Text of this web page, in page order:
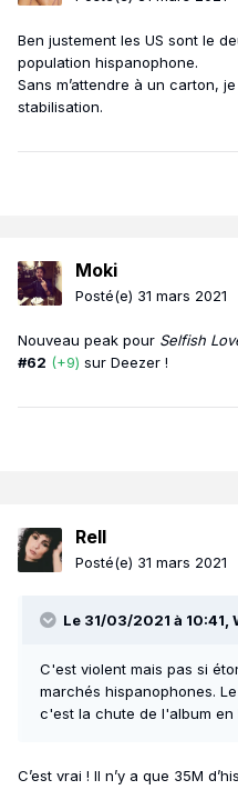
Ben justement les US sont le
population hispanophone.
Sans m’attendre à un carton,
stabilisation.
Moki
Posté(e) 31 mars 2021
Nouveau peak pour Selfish
#62 (+9) sur Deezer !
Rell
Posté(e) 31 mars 2021
Le 31/03/2021 à 10:41,
C'est violent mais pas si
marchés hispanophones.
c'est la chute de l'album en
C’est vrai ! Il n’y a que 35M